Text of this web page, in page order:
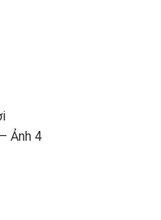
Ảnh 4